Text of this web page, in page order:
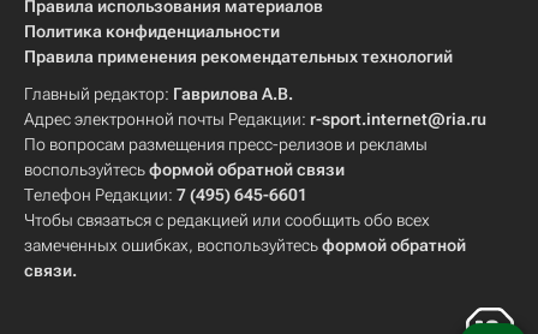
Правила использования материалов
Политика конфиденциальности
Правила применения рекомендательных технологий
Главный редактор: Гаврилова А.В.
Адрес электронной почты Редакции: r-sport.internet@ria.ru
По вопросам размещения пресс-релизов и рекламы
воспользуйтесьформой обратной связи
Телефон Редакции: 7 (495) 645-6601
Чтобы связаться с редакцией или сообщить обо всех
замеченных ошибках, воспользуйтесьформой обратной
связи.